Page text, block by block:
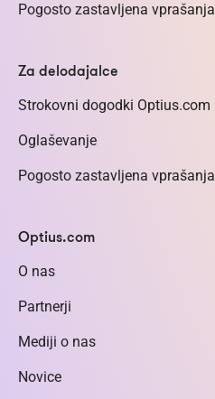
Pogosto zastavljena vprašanja
Za delodajalce
Strokovni dogodki Optius.com
Oglaševanje
Pogosto zastavljena vprašanja
Optius.com
O nas
Partnerji
Mediji o nas
Novice